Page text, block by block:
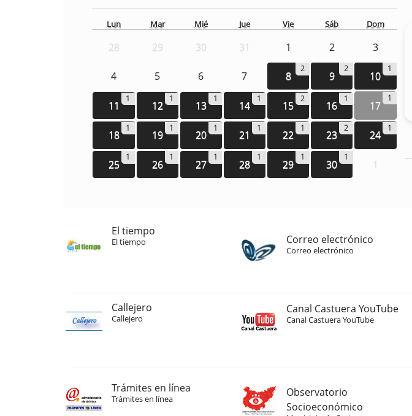
Lun Mar Mié Jue Vie Sáb Dom
28 29 30 31 1 2 3
4 5 6 7 8
2
9
2
10
1
11
1
12
1
13
1
14
1
15
2
16
1
17
1
18
1
19
1
20
1
21
1
22
1
23
2
24
1
25
1
26
1
27
1
28
1
29
1
30
1
1
El tiempo
El tiempo Correo electrónico
Correo electrónico
Callejero
Callejero
Canal Castuera YouTube
Canal Castuera YouTube
Trámites en línea
Trámites en línea
Observatorio
Socioeconómico